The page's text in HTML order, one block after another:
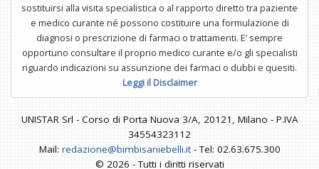
sostituirsi alla visita specialistica o al rapporto diretto tra paziente
e medico curante né possono costituire una formulazione di
diagnosi o prescrizione di farmaci o trattamenti. E’ sempre
opportuno consultare il proprio medico curante e/o gli specialisti
riguardo indicazioni su assunzione dei farmaci o dubbi e quesiti.
Leggi il Disclaimer
UNISTAR Srl - Corso di Porta Nuova 3/A, 20121, Milano - P.IVA
34554323112
Mail: redazione@bimbisaniebelli.it- Tel: 02.63.675.300
© 2026 - Tutti i diritti riservati